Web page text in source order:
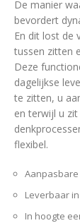
De manier
bevordert
En dit lost de
tussen zitten
Deze
dagelijkse
te zitten, u
en terwijl u
flexibel.
Leverbaar
In hoogte